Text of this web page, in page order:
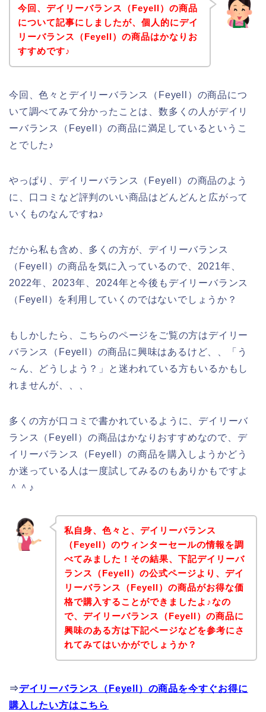
今回、デイリーバランス（Feyell）の商品
について記事にしましたが、個人的にデイ
リーバランス（Feyell）の商品はかなりお
すすめです♪
今回、色々とデイリーバランス（Feyell）の商品につ
いて調べてみて分かったことは、数多くの人がデイリ
ーバランス（Feyell）の商品に満足しているというこ
とでした♪
やっぱり、デイリーバランス（Feyell）の商品のよう
に、口コミなど評判のいい商品はどんどんと広がって
いくものなんですね♪
だから私も含め、多くの方が、デイリーバランス
（Feyell）の商品を気に入っているので、2021年、
2022年、2023年、2024年と今後もデイリーバランス
（Feyell）を利用していくのではないでしょうか？
もしかしたら、こちらのページをご覧の方はデイリー
バランス（Feyell）の商品に興味はあるけど、、「う
～ん、どうしよう？」と迷われている方もいるかもし
れませんが、、、
多くの方が口コミで書かれているように、デイリーバ
ランス（Feyell）の商品はかなりおすすめなので、デ
イリーバランス（Feyell）の商品を購入しようかどう
か迷っている人は一度試してみるのもありかもですよ
＾＾♪
私自身、色々と、デイリーバランス
（Feyell）のウィンターセールの情報を調
べてみました！その結果、下記デイリーバ
ランス（Feyell）の公式ページより、デイ
リーバランス（Feyell）の商品がお得な価
格で購入することができましたよ♪なの
で、デイリーバランス（Feyell）の商品に
興味のある方は下記ページなどを参考にさ
れてみてはいかがでしょうか？
⇒デイリーバランス（Feyell）の商品を今すぐお得に
購入したい方はこちら